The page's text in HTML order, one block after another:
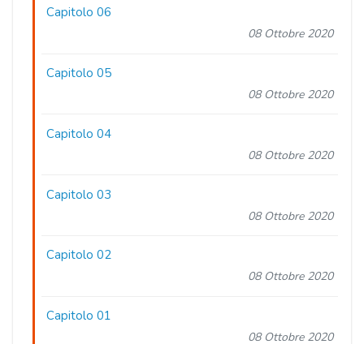
Capitolo 06
08 Ottobre 2020
Capitolo 05
08 Ottobre 2020
Capitolo 04
08 Ottobre 2020
Capitolo 03
08 Ottobre 2020
Capitolo 02
08 Ottobre 2020
Capitolo 01
08 Ottobre 2020